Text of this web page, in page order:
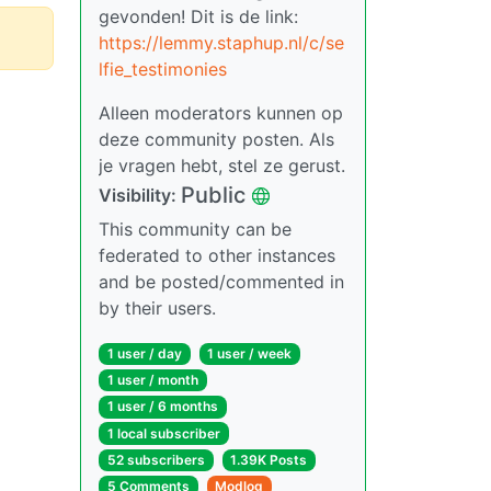
gevonden! Dit is de link:
https://lemmy.staphup.nl/c/se
lfie_testimonies
Alleen moderators kunnen op
deze community posten. Als
je vragen hebt, stel ze gerust.
Visibility: Public
This community can be
federated to other instances
and be posted/commented in
by their users.
1 user / day
1 user / week
1 user / month
1 user / 6 months
1 local subscriber
52 subscribers
1.39K Posts
5 Comments
Modlog